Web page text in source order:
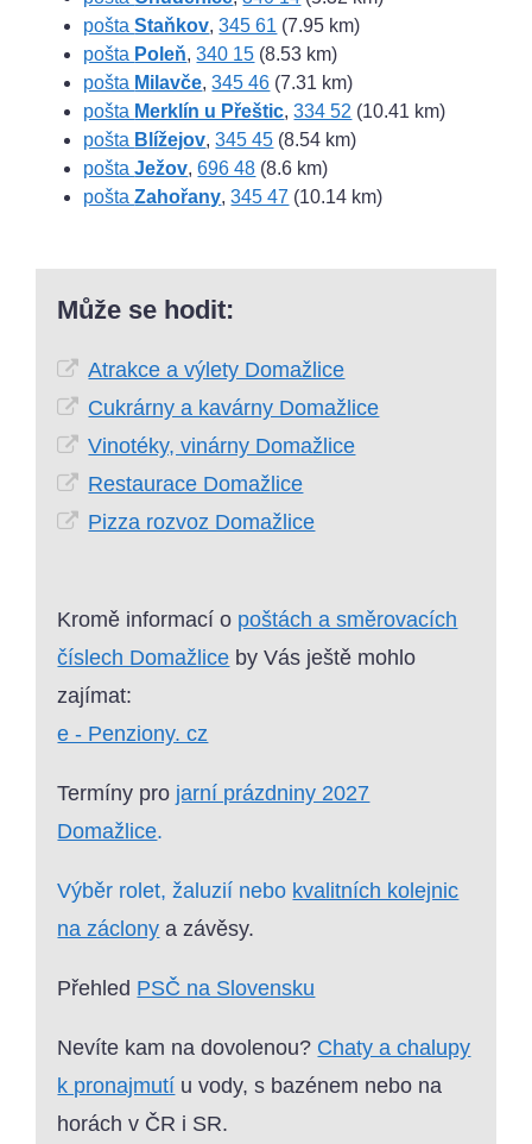
poštaStaňkov,345 61 (7.95 km)
pošta Poleň,340 15 (8.53 km)
pošta Milavče,345 46 (7.31 km)
pošta Merklín u Přeštic,334 52 (10.41 km)
pošta Blížejov,345 45 (8.54 km)
poštaJežov,696 48 (8.6 km)
poštaZahořany,345 47 (10.14 km)
Může se hodit:
Atrakce a výlety Domažlice
Cukrárny a kavárny Domažlice
Vinotéky, vinárny Domažlice
Restaurace Domažlice
Pizza rozvoz Domažlice
Kromě informací o poštách a směrovacích
číslech Domažlice by Vás ještě mohlo
zajímat:
e - Penziony. cz
Termíny pro jarní prázdniny 2027
Domažlice.
Výběr rolet, žaluzií nebo kvalitních kolejnic
na záclony a závěsy.
Přehled PSČ na Slovensku
Nevíte kam na dovolenou? Chaty a chalupy
k pronajmutí u vody, s bazénem nebo na
horách v ČR i SR.